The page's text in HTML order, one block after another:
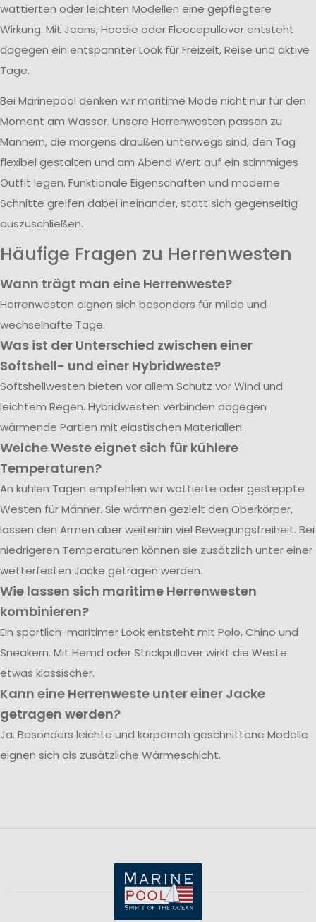
wattierten oder leichten Modellen eine gepflegtere
Wirkung. Mit Jeans, Hoodie oder Fleecepullover entsteht
dagegen ein entspannter Look für Freizeit, Reise und aktive
Tage.
Bei Marinepool denken wir maritime Mode nicht nur für den
Moment am Wasser. Unsere Herrenwesten passen zu
Männern, die morgens draußen unterwegs sind, den Tag
flexibel gestalten und am Abend Wert auf ein stimmiges
Outfit legen. Funktionale Eigenschaften und moderne
Schnitte greifen dabei ineinander, statt sich gegenseitig
auszuschließen.
Häufige Fragen zu Herrenwesten
Wann trägt man eine Herrenweste?
Herrenwesten eignen sich besonders für milde und
wechselhafte Tage.
Was ist der Unterschied zwischen einer
Softshell- und einer Hybridweste?
Softshellwesten bieten vor allem Schutz vor Wind und
leichtem Regen. Hybridwesten verbinden dagegen
wärmende Partien mit elastischen Materialien.
Welche Weste eignet sich für kühlere
Temperaturen?
An kühlen Tagen empfehlen wir wattierte oder gesteppte
Westen für Männer. Sie wärmen gezielt den Oberkörper,
lassen den Armen aber weiterhin viel Bewegungsfreiheit. Bei
niedrigeren Temperaturen können sie zusätzlich unter einer
wetterfesten Jacke getragen werden.
Wie lassen sich maritime Herrenwesten
kombinieren?
Ein sportlich-maritimer Look entsteht mit Polo, Chino und
Sneakern. Mit Hemd oder Strickpullover wirkt die Weste
etwas klassischer.
Kann eine Herrenweste unter einer Jacke
getragen werden?
Ja. Besonders leichte und körpernah geschnittene Modelle
eignen sich als zusätzliche Wärmeschicht.